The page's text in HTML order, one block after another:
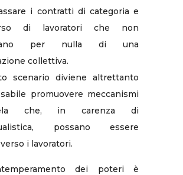
i contratti di categoria e
di lavoratori che non
per nulla di una
collettiva.
scenario diviene altrettanto
promuovere meccanismi
che, in carenza di
possano essere
i lavoratori.
dei poteri è